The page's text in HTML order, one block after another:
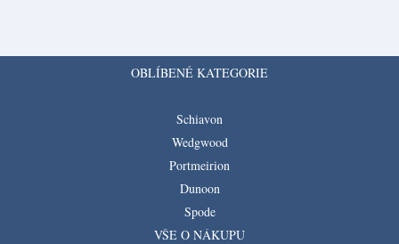
OBLÍBENÉ KATEGORIE
Schiavon
Wedgwood
Portmeirion
Dunoon
Spode
VŠE O NÁKUPU